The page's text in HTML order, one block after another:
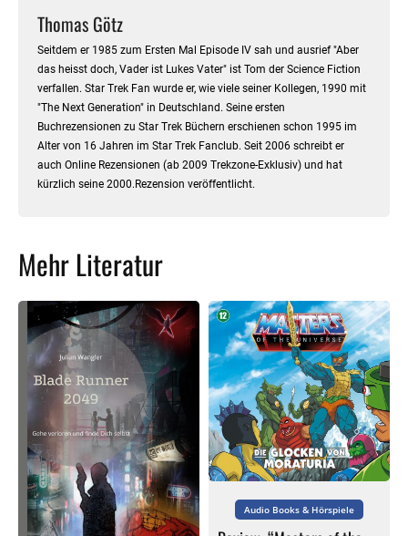
Thomas Götz
Seitdem er 1985 zum Ersten Mal Episode IV sah und ausrief "Aber
das heisst doch, Vader ist Lukes Vater" ist Tom der Science Fiction
verfallen. Star Trek Fan wurde er, wie viele seiner Kollegen, 1990 mit
"The Next Generation" in Deutschland. Seine ersten
Buchrezensionen zu Star Trek Büchern erschienen schon 1995 im
Alter von 16 Jahren im Star Trek Fanclub. Seit 2006 schreibt er
auch Online Rezensionen (ab 2009 Trekzone-Exklusiv) und hat
kürzlich seine 2000.Rezension veröffentlicht.
Mehr Literatur
Audio Books & Hörspiele